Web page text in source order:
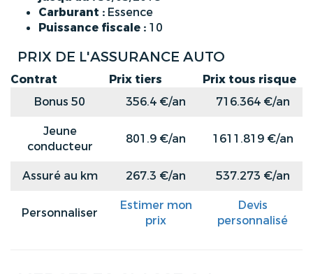
Carburant : Essence
Puissance fiscale : 10
PRIX DE L'ASSURANCE AUTO
Contrat Prix tiers
Prix tous risque
Bonus 50
356.4 €/an
716.364 €/an
Jeune
conducteur
801.9 €/an 1611.819 €/an
Assuré au km 267.3 €/an 537.273 €/an
Personnaliser
Estimer mon
prix
Devis
personnalisé